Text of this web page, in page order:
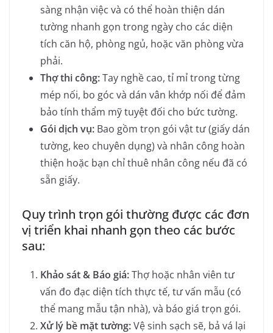
sàng nhận việc và có thể hoàn thiện dán
tường nhanh gọn trong ngày cho các diện
tích căn hộ, phòng ngủ, hoặc văn phòng vừa
phải.
Thợ thi công:Tay nghề cao, tỉ mỉ trong từng
mép nối, bo góc và dán vân khớp nối để đảm
bảo tính thẩm mỹ tuyệt đối cho bức tường.
Gói dịch vụ: Bao gồm trọn gói vật tư (giấy dán
tường, keo chuyên dụng) và nhân công hoàn
thiện hoặc bạn chỉ thuê nhân công nếu đã có
sẵn giấy.
Quy trình trọn gói thường được các đơn
vị triển khai nhanh gọn theo các bước
sau:
Khảo sát & Báo giá:Thợ hoặc nhân viên tư
vấn đo đạc diện tích thực tế, tư vấn mẫu (có
thể mang mẫu tận nhà), và báo giá trọn gói.
Xử lý bề mặt tường:Vệ sinh sạch sẽ, bả vá lại